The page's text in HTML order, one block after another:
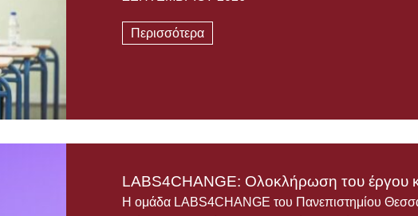
Περισσότερα
LABS4CHANGE: Ολοκλήρωση του έργου
Η ομάδα LABS4CHANGE του Πανεπιστημίου